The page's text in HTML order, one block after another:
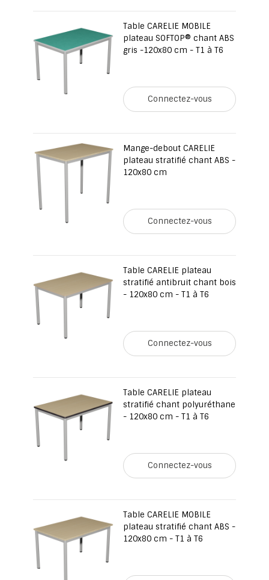
Table CARELIE MOBILE
plateau SOFTOP® chant ABS
gris -120x80 cm - T1 à T6
Connectez-vous
Mange-debout CARELIE
plateau stratifié chant ABS -
120x80 cm
Connectez-vous
Table CARELIE plateau
stratifié antibruit chant bois
- 120x80 cm - T1 à T6
Connectez-vous
Table CARELIE plateau
stratifié chant polyuréthane
- 120x80 cm - T1 à T6
Connectez-vous
Table CARELIE MOBILE
plateau stratifié chant ABS -
120x80 cm - T1 à T6